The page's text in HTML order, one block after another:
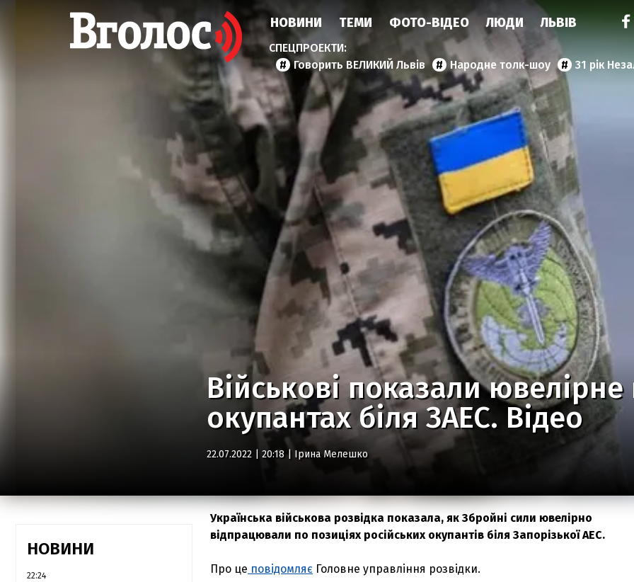
НОВИНИ ТЕМИ ФОТО-ВІДЕО ЛЮДИ ЛЬВІВ
Говорить ВЕЛИКИЙ Львів Народне толк-шоу 31 рік
Військові показали
окупантах біля ЗАЕС. Відео
22.07.2022 | 20:18 | Ірина Мелешко
НОВИНИ
22:24
Українська військова розвідка показала, як Збройні сили ювелірно
відпрацювали по позиціях російських окупантів біля Запорізької АЕС.
Про це повідомляє Головне управління розвідки.